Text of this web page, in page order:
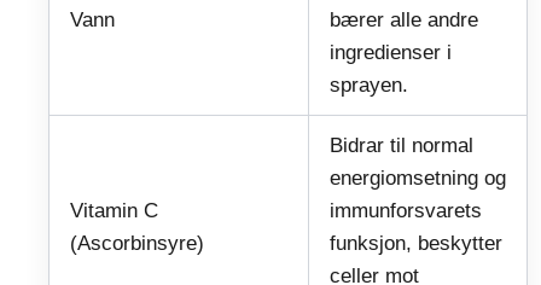
Vann
bærer alle andre
ingredienser i
sprayen.
Vitamin C
(Ascorbinsyre)
Bidrar til normal
energiomsetning og
immunforsvarets
funksjon, beskytter
celler mot